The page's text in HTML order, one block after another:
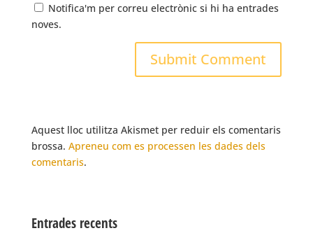
Notifica'm per correu electrònic si hi ha entrades
noves.
Aquest lloc utilitza Akismet per reduir els comentaris
brossa. Apreneu com es processen les dades dels
comentaris.
Entrades recents